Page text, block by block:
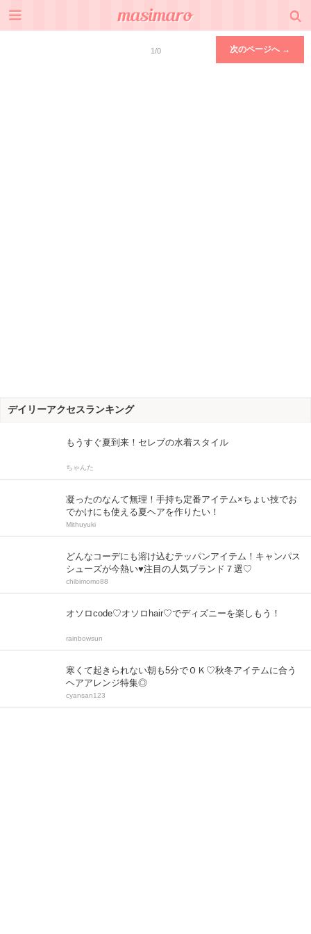
1/0 次のページへ →
デイリーアクセスランキング
もうすぐ夏到来！セレブの水着スタイル
ちゃんた
凝ったのなんて無理！手持ち定番アイテム×ちょい技でお
でかけにも使える夏ヘアを作りたい！
Mithuyuki
どんなコーデにも溶け込むテッパンアイテム！キャンパス
シューズが今熱い♥注目の人気ブランド７選♡
chibimomo88
オソロcode♡オソロhair♡でディズニーを楽しもう！
rainbowsun
寒くて起きられない朝も5分でＯＫ♡秋冬アイテムに合う
ヘアアレンジ特集◎
cyansan123